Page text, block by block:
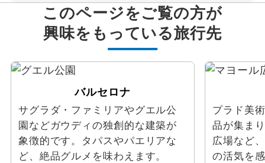
このページをご覧の方が
興味をもっている旅行先
バルセロナ
サグラダ・ファミリアやグエル公
園などガウディの独創的な建築が
象徴的です。タパスやパエリアな
ど、絶品グルメを味わえます。
プラド美
品が集ま
広場など
の活気を